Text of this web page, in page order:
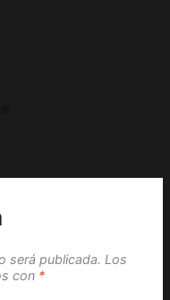
será publicada. Los
con *